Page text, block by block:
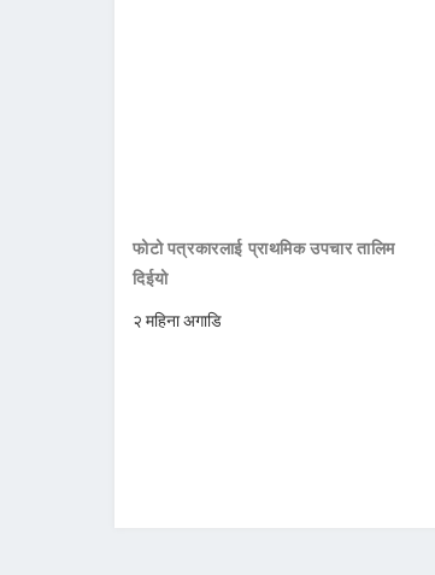
फोटो पत्रकारलाई प्राथमिक उपचार तालिम
दिईयो
२ महिना अगाडि